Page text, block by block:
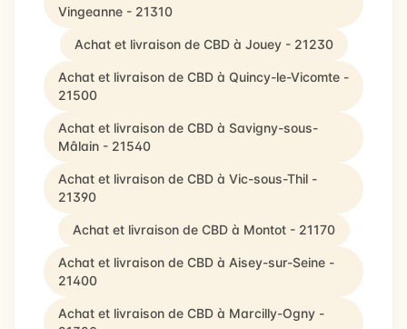
Vingeanne - 21310
Achat et livraison de CBD à Jouey - 21230
Achat et livraison de CBD à Quincy-le-Vicomte -
21500
Achat et livraison de CBD à Savigny-sous-
Mâlain - 21540
Achat et livraison de CBD à Vic-sous-Thil -
21390
Achat et livraison de CBD à Montot - 21170
Achat et livraison de CBD à Aisey-sur-Seine -
21400
Achat et livraison de CBD à Marcilly-Ogny -